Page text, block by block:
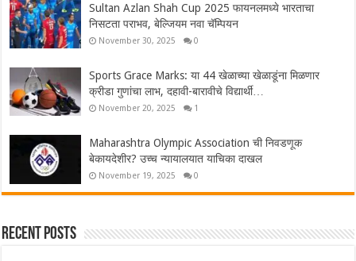
Sultan Azlan Shah Cup 2025 फायनलमध्ये भारताचा
निसटता पराभव, बेल्जियम नवा चॅम्पियन
November 30, 2025 0
Sports Grace Marks: या 44 खेळाच्या खेळाडूंना मिळणार
क्रीडा गुणांचा लाभ, दहावी-बारावीचे विद्यार्थी…
November 20, 2025 1
Maharashtra Olympic Association ची निवडणूक
बेकायदेशीर? उच्च न्यायालयात याचिका दाखल
November 19, 2025 0
Recent Posts